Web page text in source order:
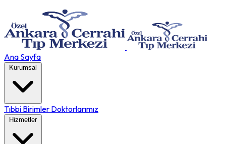
Ana Sayfa
Kurumsal
Tıbbi Birimler Doktorlarımız
Hizmetler